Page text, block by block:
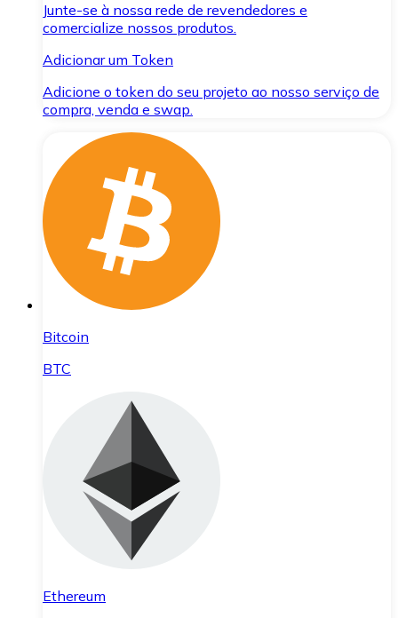
Junte-se à nossa rede de revendedores e
comercialize nossos produtos.
Adicionar um Token
Adicione o token do seu projeto ao nosso serviço de
compra, venda e swap.
Bitcoin
BTC
Ethereum